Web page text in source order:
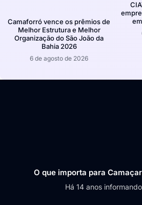
Camaforró vence os prêmios de
Melhor Estrutura e Melhor
Organização do São João da
Bahia 2026
6 de agosto de 2026
O que importa para
Há 14 anos